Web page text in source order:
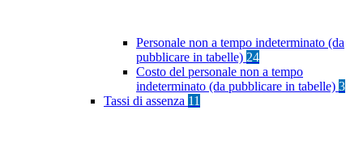
Personale non a tempo indeterminato (da
pubblicare in tabelle) 24
Costo del personale non a tempo
indeterminato (da pubblicare in tabelle) 3
Tassi di assenza 11